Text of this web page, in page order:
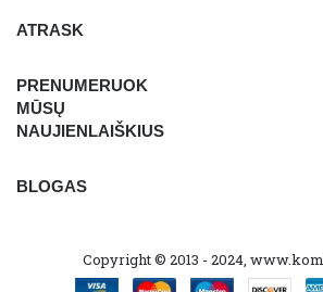
ATRASK
PRENUMERUOK
MŪSŲ
NAUJIENLAIŠKIUS
BLOGAS
Copyright © 2013 - 2024,